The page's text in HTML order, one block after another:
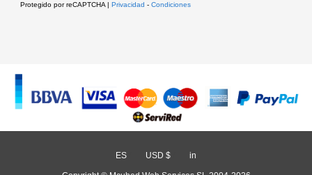
Protegido por reCAPTCHA | Privacidad - Condiciones
ES USD $ in